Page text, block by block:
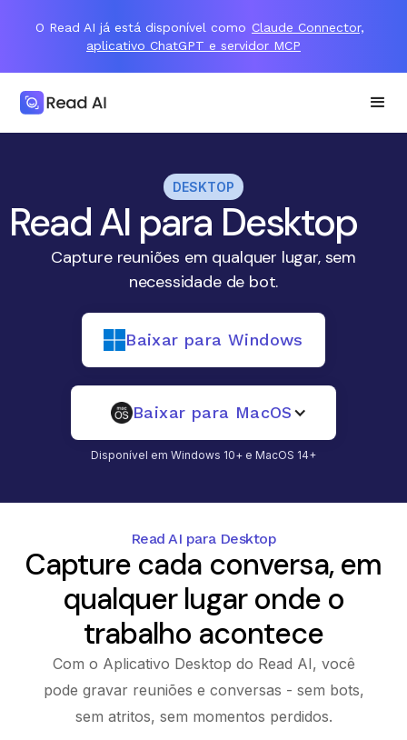
O Read AI já está disponível como Claude Connector,
aplicativo ChatGPT e servidor MCP
DESKTOP
Read AI para Desktop
Capture reuniões em qualquer lugar, sem
necessidade de bot.
Baixar para Windows
Baixar para MacOS
Disponível em Windows 10+ e MacOS 14+
Read AI para Desktop
Capture cada conversa, em
qualquer lugar onde o
trabalho acontece
Com o Aplicativo Desktop do Read AI, você
pode gravar reuniões e conversas - sem bots,
sem atritos, sem momentos perdidos.